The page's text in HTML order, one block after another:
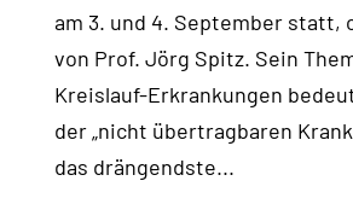
am 3. und 4. September statt,
von Prof. Jörg Spitz. Sein
Kreislauf-Erkrankungen
der „nicht übertragbaren
das drängendste...